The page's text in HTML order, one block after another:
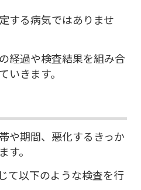
する病気ではありませ
経過や検査結果を組み合
いきます。
や期間、悪化するきっか
す。
て以下のような検査を行